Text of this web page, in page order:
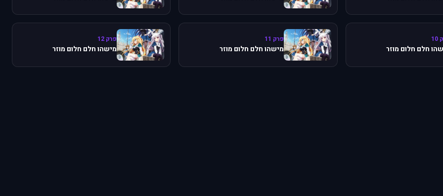
חלם חלום מוזר
פרק 11
מישהו חלם חלום מוזר
פרק 12
מישהו חלם חלום מוזר